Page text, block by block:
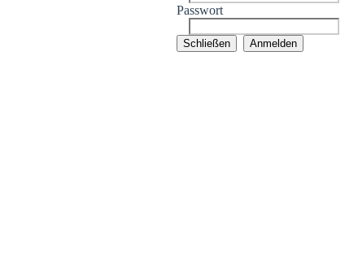
Passwort
Schließen